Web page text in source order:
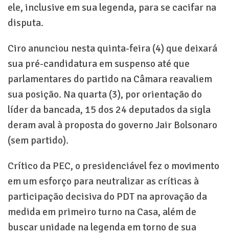
ele, inclusive em sua legenda, para se cacifar na
disputa.
Ciro anunciou nesta quinta-feira (4) que deixará
sua pré-candidatura em suspenso até que
parlamentares do partido na Câmara reavaliem
sua posição. Na quarta (3), por orientação do
líder da bancada, 15 dos 24 deputados da sigla
deram aval à proposta do governo Jair Bolsonaro
(sem partido).
Crítico da PEC, o presidenciável fez o movimento
em um esforço para neutralizar as críticas à
participação decisiva do PDT na aprovação da
medida em primeiro turno na Casa, além de
buscar unidade na legenda em torno de sua